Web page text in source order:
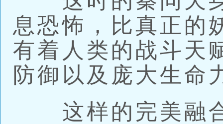
息恐怖，比真正的
有着人类的战斗天
防御以及庞大生命
这样的完美融合